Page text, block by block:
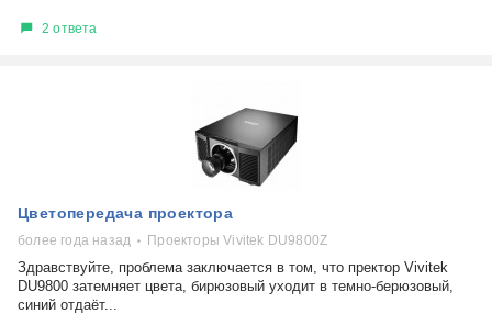
2 ответа
Цветопередача проектора
более года назад Проекторы Vivitek DU9800Z
Здравствуйте, проблема заключается в том, что пректор Vivitek
DU9800 затемняет цвета, бирюзовый уходит в темно-берюзовый,
синий отдаёт...